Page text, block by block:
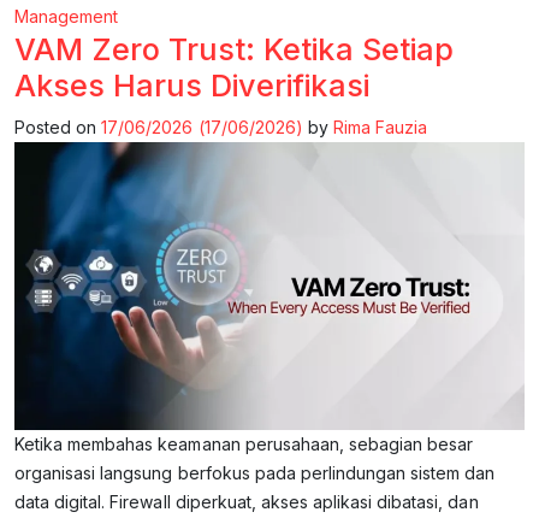
Management
VAM Zero Trust: Ketika Setiap
Akses Harus Diverifikasi
Posted on17/06/2026 (17/06/2026) by Rima Fauzia
Ketika membahas keamanan perusahaan, sebagian besar
organisasi langsung berfokus pada perlindungan sistem dan
data digital. Firewall diperkuat, akses aplikasi dibatasi, dan